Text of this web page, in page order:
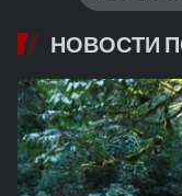
НОВОСТИ